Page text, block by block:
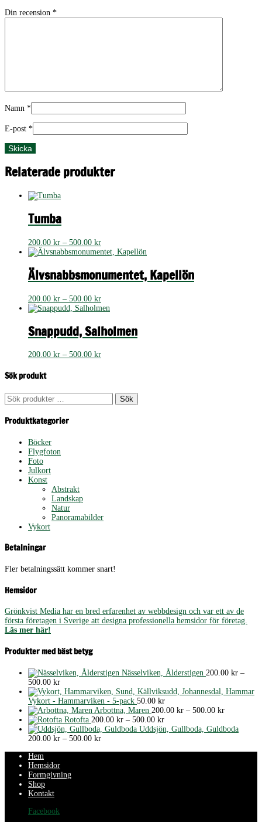
Din recension *
Namn *
E-post *
Relaterade produkter
Tumba
200.00 kr – 500.00 krPrisintervall:
200.00 kr
500.00 kr
Älvsnabbsmonumentet, Kapellön
200.00 kr – 500.00 krPrisintervall:
200.00 kr
500.00 kr
Snappudd, Salholmen
200.00 kr – 500.00 krPrisintervall:
Sök produkt
Sök
efter:
Sök
Produktkategorier
Böcker
Flygfoton
Foto
Julkort
Konst
Abstrakt
Landskap
Natur
Panoramabilder
Vykort
Betalningar
Fler betalningssätt kommer snart!
Hemsidor
Grönkvist Media har en bred erfarenhet av webbdesign och var ett av de
första företagen i Sverige att designa professionella hemsidor för företag.
Läs mer här!
Produkter med bäst betyg
Nässelviken, Ålderstigen 200.00 kr –
500.00 krPrisintervall:
200.00 kr
till
500.00 kr
Vykort - Hammarviken - 5-pack 50.00 kr
Arbottna, Maren 200.00 kr – 500.00 kr
till
Rotofta 200.00 kr – 500.00 krPrisintervall:
200.00 kr
Uddsjön, Gullboda, Guldboda
200.00 kr – 500.00 krPrisintervall:
Hem
Hemsidor
Formgivning
Shop
Kontakt
Facebook